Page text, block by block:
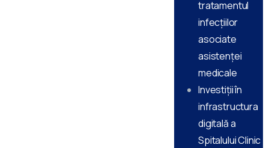
tratamentul
infecțiilor
asociate
asistenței
medicale
Investiții în
infrastructura
digitală a
Spitalului Clinic